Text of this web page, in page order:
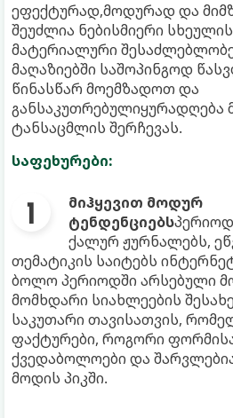
ეფექტურად,მოდურად და
შეუძლია ნებისმიერი
მატერიალური
მაღაზიებში საშოპინგოდ
წინასწარ მოემზადოთ და
განსაკუთრებულიყურადღება
ტანსაცმლის შერჩევას.
საფეხურები:
მიჰყევით მოდურ
ტენდენციებს
ქალურ ჟურნალებს,
თემატიკის საიტებს
ბოლო პერიოდში არსებული
მომხდარი სიახლეების
საკუთარი თავისათვის,
ფაქტურები, როგორი
ქვედაბოლოები და
მოდის პიკში.